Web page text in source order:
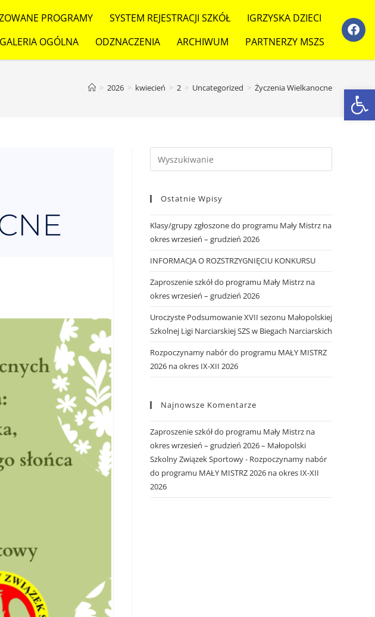
PROGRAMY SYSTEM REJESTRACJI SZKÓŁ
IGRZYSKA DZIECI
GALERIA OGÓLNA ODZNACZENIA ARCHIWUM PARTNERZY MSZS
> 2026 > kwiecień > 2 > Uncategorized > Życzenia Wielkanocne
Ostatnie Wpisy
Klasy/grupy zgłoszone do programu Mały Mistrz na
okres wrzesień – grudzień 2026
INFORMACJA O ROZSTRZYGNIĘCIU KONKURSU
Zaproszenie szkół do programu Mały Mistrz na
okres wrzesień – grudzień 2026
Uroczyste Podsumowanie XVII sezonu Małopolskiej
Szkolnej Ligi Narciarskiej SZS w Biegach Narciarskich
Rozpoczynamy nabór do programu MAŁY MISTRZ
2026 na okres IX-XII 2026
Najnowsze Komentarze
Zaproszenie szkół do programu Mały Mistrz na
okres wrzesień – grudzień 2026 – Małopolski
Szkolny Związek Sportowy- Rozpoczynamy nabór
do programu MAŁY MISTRZ 2026 na okres IX-XII
2026